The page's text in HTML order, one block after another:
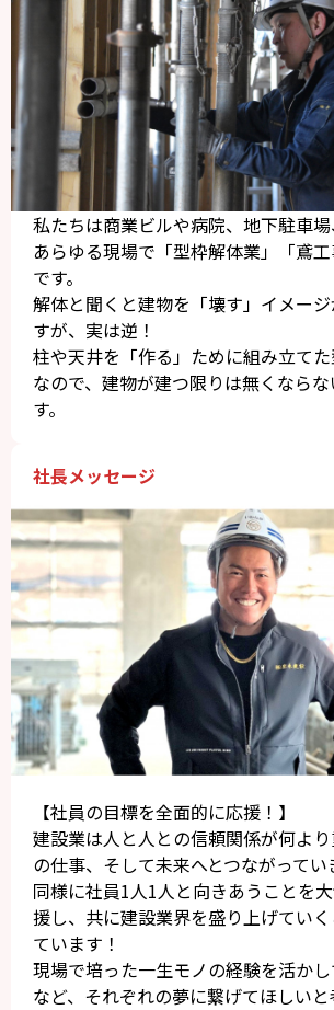
私たちは商業ビルや病院、地下駐車
あらゆる現場で「型枠解体業」「鳶
です。
解体と聞くと建物を「壊す」イメー
すが、実は逆！
柱や天井を「作る」ために組み立て
なので、建物が建つ限りは無くなら
す。
社長メッセージ
【社員の目標を全面的に応援！】
建設業は人と人との信頼関係が何よ
の仕事、そして未来へとつながってい
同様に社員1人1人と向きあうことを
援し、共に建設業界を盛り上げてい
ています！
現場で培った一生モノの経験を活か
など、それぞれの夢に繋げてほしいと